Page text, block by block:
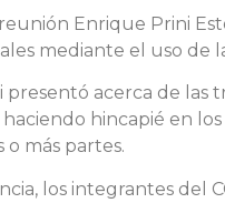
Enrique Prini
mediante el uso de
presentó acerca de
hincapié en
o más partes.
los integrantes del